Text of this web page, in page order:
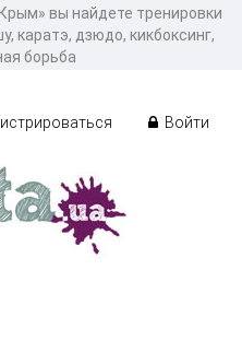
вы найдете тренировки
каратэ, дзюдо, кикбоксинг,
борьба
Войти